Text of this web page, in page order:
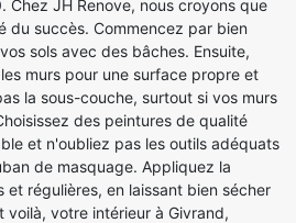
Chez JH Renove, nous croyons que
du succès. Commencez par bien
sols avec des bâches. Ensuite,
murs pour une surface propre et
la sous-couche, surtout si vos murs
des peintures de qualité
et n'oubliez pas les outils adéquats
de masquage. Appliquez la
et régulières, en laissant bien sécher
voilà, votre intérieur à Givrand,